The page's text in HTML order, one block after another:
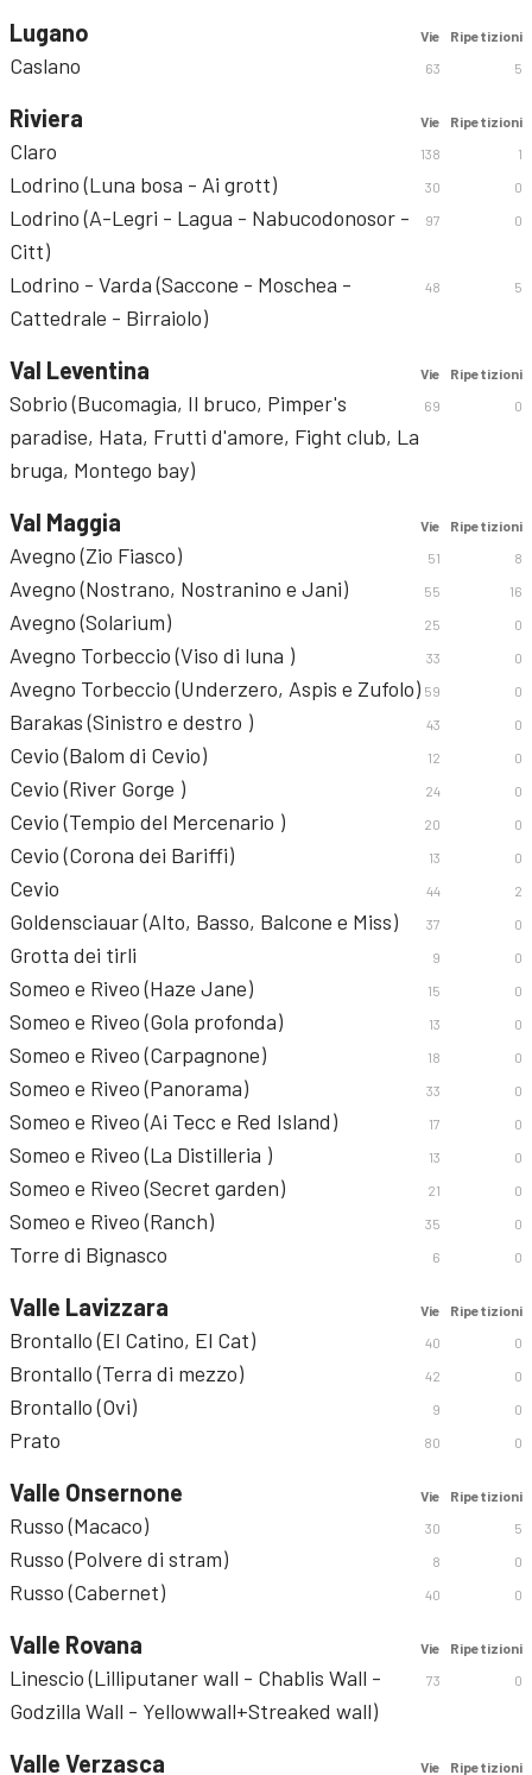
Lugano Vie Ripetizioni
Caslano 63 5
Riviera Vie Ripetizioni
Claro 138 1
Lodrino (Luna bosa - Ai grott) 30 0
Lodrino (A-Legri - Lagua - Nabucodonosor -
Citt)
97 0
Lodrino - Varda (Saccone - Moschea -
Cattedrale - Birraiolo)
48 5
Val Leventina Vie Ripetizioni
Sobrio (Bucomagia, Il bruco, Pimper's
paradise, Hata, Frutti d'amore, Fight club, La
bruga, Montego bay)
69 0
Val Maggia Vie Ripetizioni
Avegno (Zio Fiasco) 51 8
Avegno (Nostrano, Nostranino e Jani) 55 16
Avegno (Solarium) 25 0
Avegno Torbeccio (Viso di luna ) 33 0
Avegno Torbeccio (Underzero, Aspis e Zufolo) 59 0
Barakas (Sinistro e destro ) 43 0
Cevio (Balom di Cevio) 12 0
Cevio (River Gorge ) 24 0
Cevio (Tempio del Mercenario ) 20 0
Cevio (Corona dei Bariffi) 13 0
Cevio 44 2
Goldensciauar (Alto, Basso, Balcone e Miss) 37 0
Grotta dei tirli 9 0
Someo e Riveo (Haze Jane) 15 0
Someo e Riveo (Gola profonda) 13 0
Someo e Riveo (Carpagnone) 18 0
Someo e Riveo (Panorama) 33 0
Someo e Riveo (Ai Tecc e Red Island) 17 0
Someo e Riveo (La Distilleria ) 13 0
Someo e Riveo (Secret garden) 21 0
Someo e Riveo (Ranch) 35 0
Torre di Bignasco 6 0
Valle Lavizzara Vie Ripetizioni
Brontallo (El Catino, El Cat) 40 0
Brontallo (Terra di mezzo) 42 0
Brontallo (Ovi) 9 0
Prato 80 0
Valle Onsernone Vie Ripetizioni
Russo (Macaco) 30 5
Russo (Polvere di stram) 8 0
Russo (Cabernet) 40 0
Valle Rovana Vie Ripetizioni
Linescio (Lilliputaner wall - Chablis Wall -
Godzilla Wall - Yellowwall+Streaked wall)
73 0
Valle Verzasca Vie Ripetizioni